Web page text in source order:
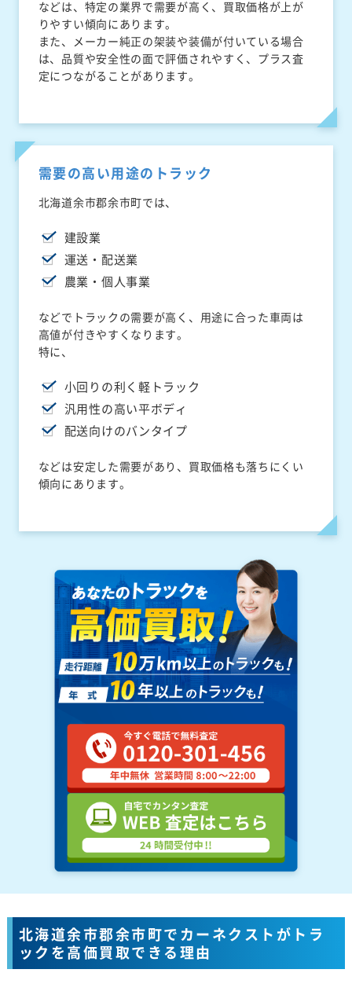
などは、特定の業界で需要が高く、買取価格が上が
りやすい傾向にあります。
また、メーカー純正の架装や装備が付いている場合
は、品質や安全性の面で評価されやすく、プラス査
定につながることがあります。
需要の高い用途のトラック
北海道余市郡余市町では、
建設業
運送・配送業
農業・個人事業
などでトラックの需要が高く、用途に合った車両は
高値が付きやすくなります。
特に、
小回りの利く軽トラック
汎用性の高い平ボディ
配送向けのバンタイプ
などは安定した需要があり、買取価格も落ちにくい
傾向にあります。
北海道余市郡余市町でカーネクストがトラ
ックを高価買取できる理由